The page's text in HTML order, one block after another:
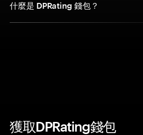
什麼是 DPRating 錢包？
獲取DPRating錢包